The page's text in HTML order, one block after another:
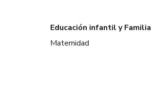
Educación infantil y Familia
Maternidad